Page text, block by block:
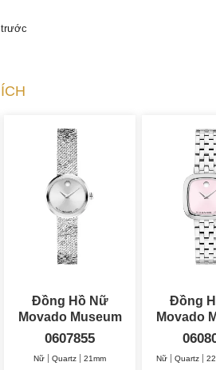
trước
Đồng Hồ Nữ
Movado Museum
Velura Mini 21mm
0607855
Nữ Quartz 21mm
Đồng
Movado
Nữ Quartz